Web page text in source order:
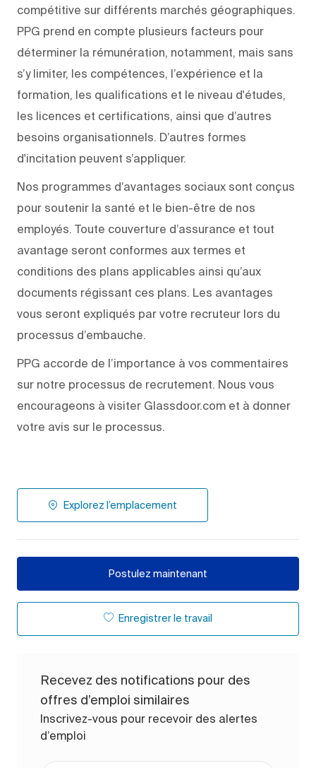
compétitive sur différents marchés géographiques.
PPG prend en compte plusieurs facteurs pour
déterminer la rémunération, notamment, mais sans
s’y limiter, les compétences, l’expérience et la
formation, les qualifications et le niveau d'études,
les licences et certifications, ainsi que d’autres
besoins organisationnels. D’autres formes
d'incitation peuvent s’appliquer.
Nos programmes d’avantages sociaux sont conçus
pour soutenir la santé et le bien-être de nos
employés. Toute couverture d’assurance et tout
avantage seront conformes aux termes et
conditions des plans applicables ainsi qu’aux
documents régissant ces plans. Les avantages
vous seront expliqués par votre recruteur lors du
processus d’embauche.
PPG accorde de l’importance à vos commentaires
sur notre processus de recrutement. Nous vous
encourageons à visiter Glassdoor.com et à donner
votre avis sur le processus.
Explorez l’emplacement
Postulez maintenant
Enregistrer le travail
Recevez des notifications pour des
offres d’emploi similaires
Inscrivez-vous pour recevoir des alertes
d’emploi